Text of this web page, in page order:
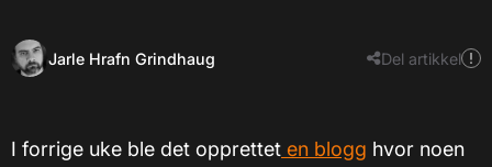
Jarle Hrafn Grindhaug Del artikkel
I forrige uke ble det opprettet en blogg hvor noen